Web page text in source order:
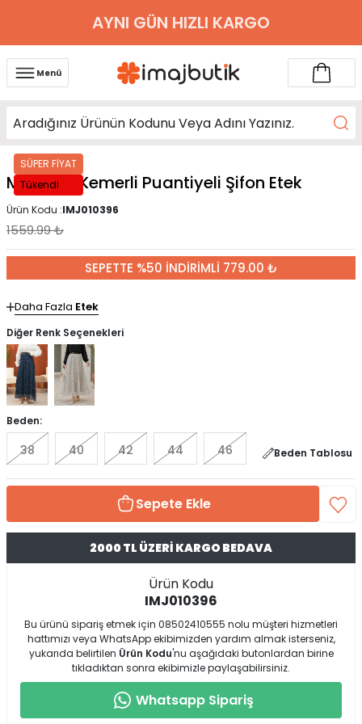
AYNI GÜN HIZLI KARGO
Menü
SÜPER FİYAT
Tükendi
Mürdüm Kemerli Puantiyeli Şifon Etek
Ürün Kodu :IMJ010396
1559.99₺
SEPETTE %50 İNDİRİMLİ 779.00 ₺
Daha Fazla Etek
Diğer Renk Seçenekleri
Beden:
38 40 42 44 46 Beden Tablosu
Sepete Ekle
2000 TL ÜZERİ KARGO BEDAVA
Ürün Kodu
IMJ010396
Bu ürünü sipariş etmek için 08502410555 nolu müşteri hizmetleri
hattımızı veya WhatsApp ekibimizden yardım almak isterseniz,
yukarıda belirtilen Ürün Kodu'nu aşağıdaki butonlardan birine
tıkladıktan sonra ekibimizle paylaşabilirsiniz.
Whatsapp Sipariş